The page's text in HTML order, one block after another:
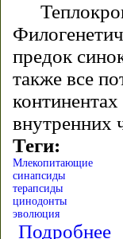
предок
также все
внутренних
Теги:
Млекопитающие
синапсиды
терапсиды
цинодонты
эволюция
Подробнее